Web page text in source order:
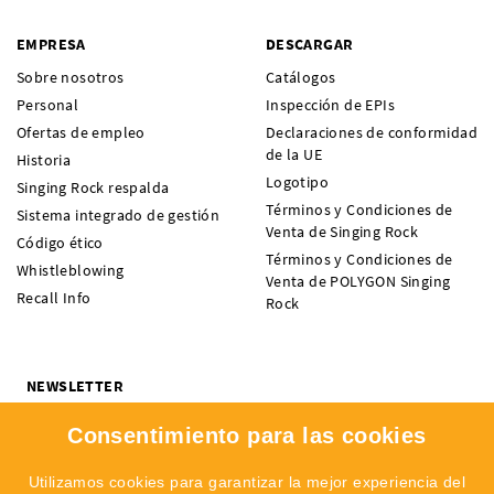
EMPRESA
Sobre nosotros
Personal
Ofertas de empleo
Historia
Singing Rock respalda
Sistema integrado de gestión
Código ético
Whistleblowing
Recall Info
DESCARGAR
Catálogos
Inspección de EPIs
Declaraciones de conformidad
de la UE
Logotipo
Términos y Condiciones de
Venta de Singing Rock
Términos y Condiciones de
Venta de POLYGON Singing
Rock
NEWSLETTER
SINGING ROCK? Suscríbete y no te pierdas nada.
Me interesa:
Escalada Profesional
Consentimiento para las cookies
Utilizamos cookies para garantizar la mejor experiencia del